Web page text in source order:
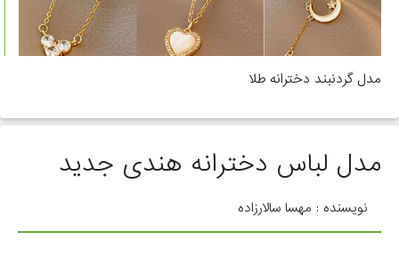
مدل گردنبند دخترانه طلا
مدل لباس دخترانه هندی جدید
نویسنده : مهسا سالارزاده